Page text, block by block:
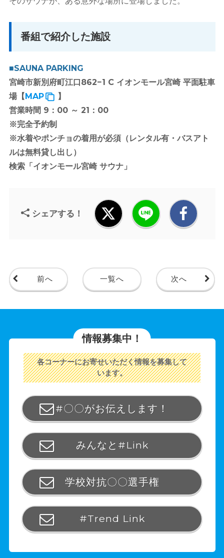
番組で紹介した施設
■SAUNA PARKING
宮崎市新別府町江口862−1 C イオンモール宮崎 平面駐車
場【 MAP
】
営業時間 9：00 ～ 21：00
※完全予約制
※水着やポンチョの着用が必須（レンタル有・バスアト
ルは無料貸し出し）
検索「イオンモール宮崎 サウナ」
シェアする！
前へ 一覧へ 次へ
情報募集中！
各コーナーにお寄せいただく情報を募集して
います。
#〇〇がお伝えします！
みんなと#Link
学校対抗〇〇選手権
#Trend Link